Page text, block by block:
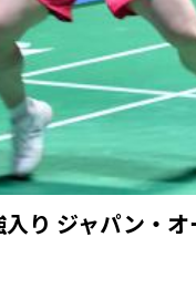
り ジャパン・オ